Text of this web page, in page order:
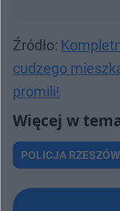
Źródło:
cudzego
promili!
POLICJA RZESZÓW